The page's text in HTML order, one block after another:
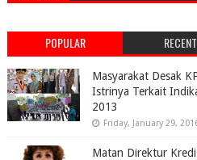
POPULAR RECENT
Masyarakat Desak
Istrinya Terkait
2013
Friday, January 29,
Matan Direktur